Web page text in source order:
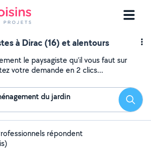
à Dirac (16) et alentours
le paysagiste qu'il vous faut sur
votre demande en 2 clics...
du jardin
répondent